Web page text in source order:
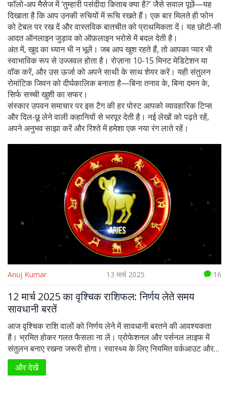
फॉलो‑अप मैसेज में ‘तुम्हारी पसंदीदा किताब क्या है?’ जैसे सवाल पूछें—यह
दिखाता है कि आप उनकी रुचियों में रूचि रखते हैं। एक बार मिलते ही फोन
को टेबल पर रख दें और वास्तविक बातचीत को प्राथमिकता दें। यह छोटी‑सी
आदत ऑनलाइन जुड़ाव को ऑफ़लाइन भरोसे में बदल देती है।
अंत में, खुद का ध्यान भी न भूलें। जब आप खुश रहते हैं, तो आपका प्यार भी
स्वाभाविक रूप से उज्जवल होता है। रोज़ाना 10‑15 मिनट मेडिटेशन या
वॉक करें, और उस ऊर्जा को अपने साथी के साथ शेयर करें। यही संतुलन
रोमांटिक जिवन को दीर्घकालिक बनाता है—बिना तनाव के, बिना दमन के,
सिर्फ सच्ची खुशी का सफर।
संस्कार उपवन समाचार पर इस टैग की हर पोस्ट आपको व्यावहारिक टिप्स
और दिल‑छू लेने वाली कहानियों से भरपूर देती है। नई लेखों को पढ़ते रहें,
अपने अनुभव साझा करें और रिश्ते में हमेशा एक नया रंग लाते रहें।
Anuj Kumar 13 मार्च 2025 16
12 मार्च 2025 का वृश्चिक राशिफल: निर्णय लेते समय
सावधानी बरतें
आज वृश्चिक राशि वालों को निर्णय लेने में सावधानी बरतने की आवश्यकता
है। भ्रमित होकर गलत फैसला ना लें। प्रोफेशनल और पर्सनल लाइफ में
संतुलन बनाए रखना जरूरी होगा। स्वास्थ्य के लिए नियमित वर्कआउट और
योग फायदेमंद है। रिलेशनशिप में खुली और ईमानदार बातचीत से तनाव कम
होगा।
और देखें